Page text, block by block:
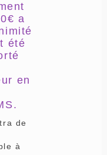
a
été
en
de
à